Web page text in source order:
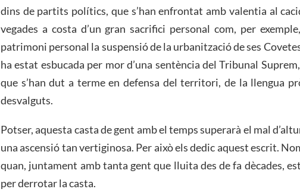
dins de partits polítics, que s’han enfrontat amb valentia al
vegades a costa d’un gran sacrifici personal com, per
patrimoni personal la suspensió de la urbanització de ses
ha estat esbucada per mor d’una sentència del Tribunal
que s’han dut a terme en defensa del territori, de la llengua
desvalguts.
Potser, aquesta casta de gent amb el temps superarà el mal
una ascensió tan vertiginosa. Per això els dedic aquest escrit.
quan, juntament amb tanta gent que lluita des de fa dècades,
per derrotar la casta.